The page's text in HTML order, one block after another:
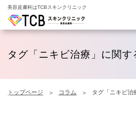
美容皮膚科はTCBスキンクリニック
タグ「ニキビ治療」に関す
トップページ コラム タグ「ニキビ治